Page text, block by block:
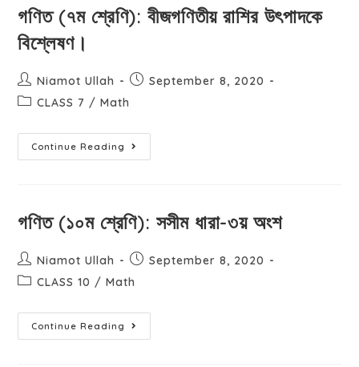
গণিত (৭ম শ্রেণি): বীজগণিতীয় রাশির উৎপাদকে
বিশ্লেষণ।
Niamot Ullah
September 8, 2020
CLASS 7 / Math
Continue Reading
গণিত (১০ম শ্রেণি): সসীম ধারা-৩য় অংশ
Niamot Ullah
September 8, 2020
CLASS 10 / Math
Continue Reading